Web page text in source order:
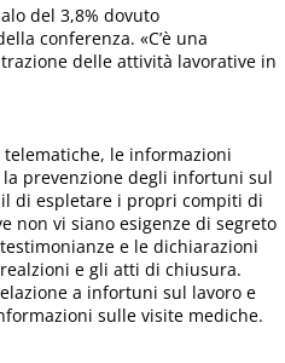
del 3,8% dovuto
conferenza. «C’è una
delle attività lavorative in
telematiche, le informazioni
prevenzione degli infortuni sul
di espletare i propri compiti di
non vi siano esigenze di segreto
e le dichiarazioni
e gli atti di chiusura.
a infortuni sul lavoro e
sulle visite mediche.